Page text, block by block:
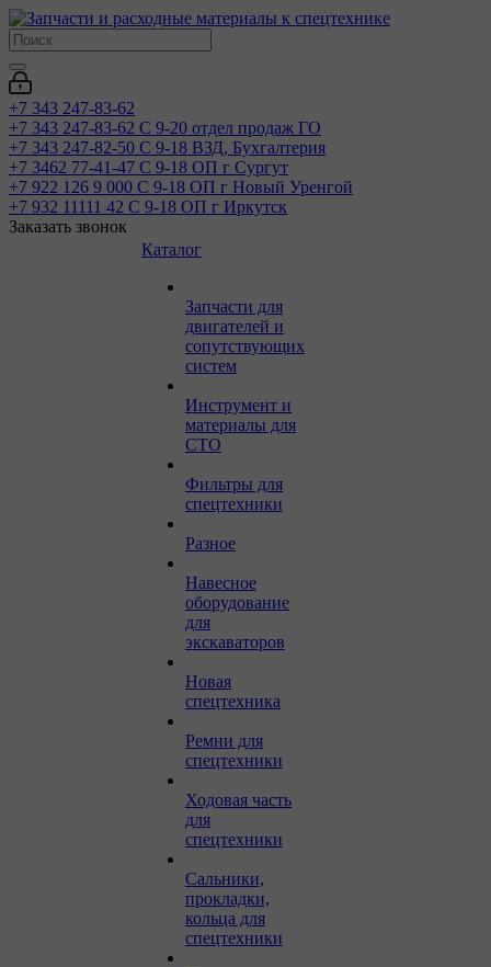
+7 343 247-83-62
+7 343 247-83-62 С 9-20 отдел продаж ГО
+7 343 247-82-50 С 9-18 ВЗД, Бухгалтерия
+7 3462 77-41-47 С 9-18 ОП г Сургут
+7 922 126 9 000 С 9-18 ОП г Новый Уренгой
+7 932 11111 42 С 9-18 ОП г Иркутск
Заказать звонок
Каталог
Запчасти для
двигателей и
сопутствующих
систем
Инструмент и
материалы для
СТО
Фильтры для
спецтехники
Разное
Навесное
оборудование
для
экскаваторов
Новая
спецтехника
Ремни для
спецтехники
Ходовая часть
для
спецтехники
Сальники,
прокладки,
кольца для
спецтехники